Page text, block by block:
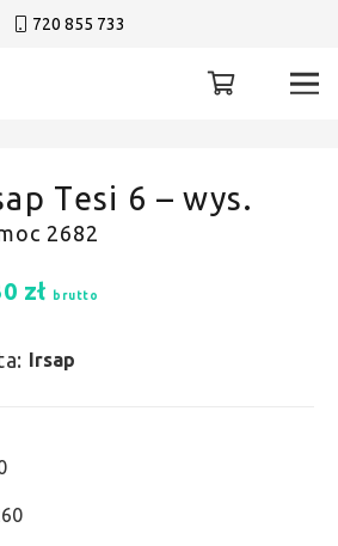
720 855 733
Tesi 6 – wys.
2682
zł brutto
Irsap